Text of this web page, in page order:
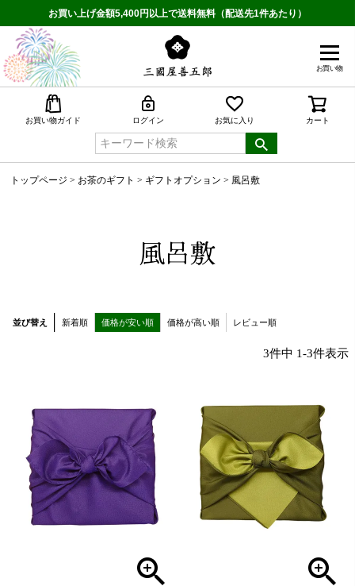
お買い上げ金額5,400円以上で送料無料（配送先1件あたり）
お買い物
お買い物ガイド ログイン お気に入り カート
トップページ お茶のギフト ギフトオプション 風呂敷
風呂敷
並び替え 新着順 価格が安い順 価格が高い順 レビュー順
3件中 1-3件表示